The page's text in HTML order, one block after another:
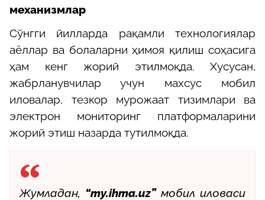
механизмлар
Сўнгги йилларда рақамли технологиялар
аёллар ва болаларни ҳимоя қилиш соҳасига
ҳам кенг жорий этилмоқда. Хусусан,
жабрланувчилар учун махсус мобил
иловалар, тезкор мурожаат тизимлари ва
электрон мониторинг платформаларини
жорий этиш назарда тутилмоқда.
Жумладан, “my.ihma.uz”мобил иловаси